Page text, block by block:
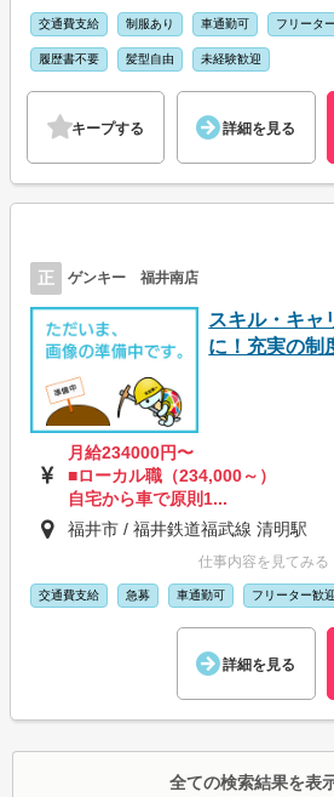
交通費支給 制服あり 車通勤可 フリータ
履歴書不要 髪型自由 未経験歓迎
キープする 詳細を見る
正 ゲンキー 福井南店
スキル・キャ
に！充実の制
月給234000円〜
■ローカル職（234,000～）
自宅から車で原則1...
福井市 / 福井鉄道福武線 清明駅
仕事内容を見てみる
交通費支給 急募 車通勤可 フリーター歓迎
詳細を見る
全ての検索結果を表